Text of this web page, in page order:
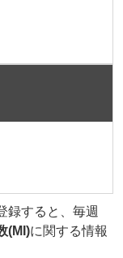
録すると、毎週
(MI)に関する情報